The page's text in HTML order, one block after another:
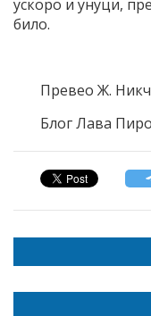
ускоро и унуци,
било.
Превео Ж.
Блог Лава